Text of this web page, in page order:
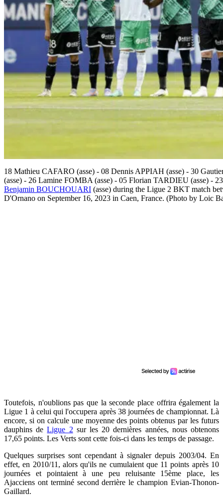
18 Mathieu CAFARO (asse) - 08 Dennis APPIAH (asse) - 30
(asse) - 26 Lamine FOMBA (asse) - 05 Florian TARDIEU (asse) -
Benjamin BOUCHOUARI (asse) during the Ligue 2 BKT match
D'Ornano on September 16, 2023 in Caen, France. (Photo by Loic
Toutefois, n'oublions pas que la seconde place offrira également la
Ligue 1 à celui qui l'occupera après 38 journées de championnat. Là
encore, si on calcule une moyenne des points obtenus par les futurs
dauphins deLigue 2 sur les 20 dernières années, nous obtenons
17,65 points. Les Verts sont cette fois-ci dans les temps de passage.
Quelques surprises sont cependant à signaler depuis 2003/04. En
effet, en 2010/11, alors qu'ils ne cumulaient que 11 points après 10
journées et pointaient à une peu reluisante 15ème place, les
Ajacciens ont terminé second derrière le champion Evian-Thonon-
Gaillard.